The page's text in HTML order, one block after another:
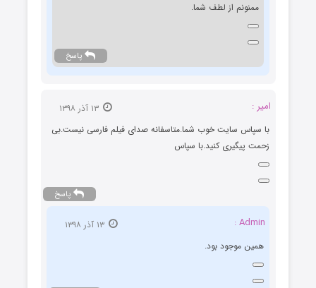
ممنونم از لطف شما.
پاسخ
امیر :
با سپاس سایت خوب شما.متاسفانه صدای فیلم فارسی نیست.بی
زحمت پیگیری کنید.با سپاس
پاسخ
Admin :
همین موجود بود.